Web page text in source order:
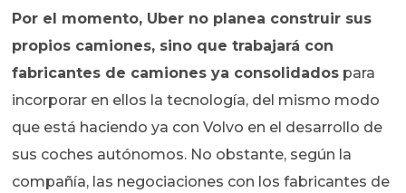
Por el momento, Uber no planea construir sus
propios camiones, sino que trabajará con
fabricantes de camiones ya consolidados para
incorporar en ellos la tecnología, del mismo modo
que está haciendo ya con Volvo en el desarrollo de
sus coches autónomos. No obstante, según la
compañía, las negociaciones con los fabricantes de